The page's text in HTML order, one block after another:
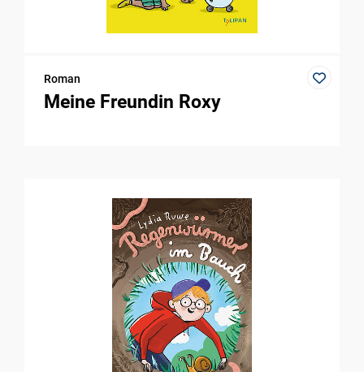
Roman
Meine Freundin Roxy